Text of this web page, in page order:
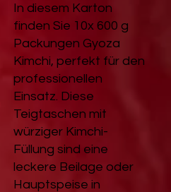
In diesem Karton
finden Sie 10x 600 g
Packungen Gyoza
Kimchi, perfekt für den
professionellen
Einsatz. Diese
Teigtaschen mit
würziger Kimchi-
Füllung sind eine
leckere Beilage oder
Hauptspeise in